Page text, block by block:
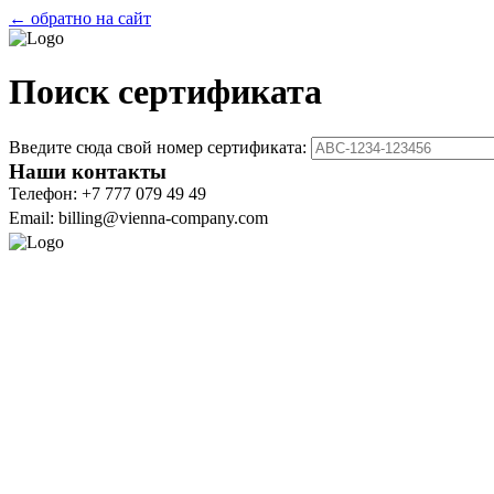
← обратно на сайт
Поиск сертификата
Введите сюда свой номер сертификата:
Наши контакты
Телефон: +7 777 079 49 49
Email: billing@vienna-company.com